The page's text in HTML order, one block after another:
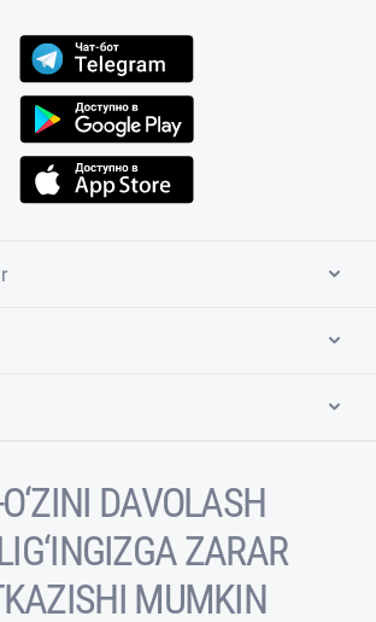
O‘ZINI DAVOLASH
ZARAR
MUMKIN